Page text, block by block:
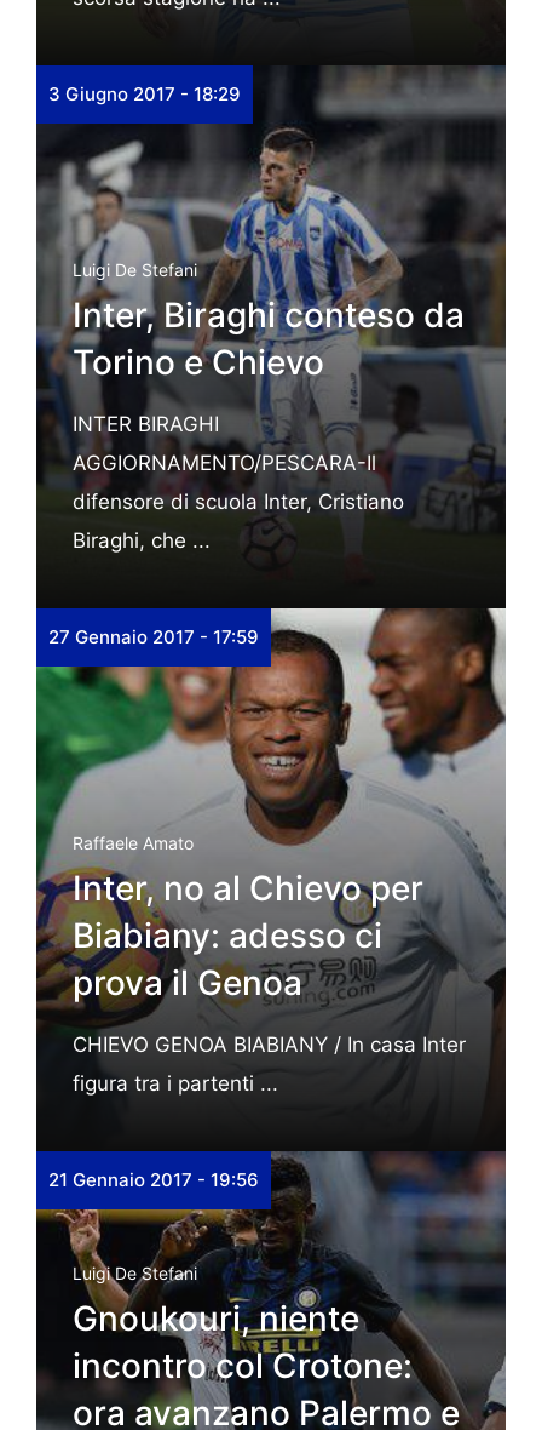
3 Giugno 2017 - 18:29
Luigi De Stefani
Inter, Biraghi conteso da
Torino e Chievo
INTER BIRAGHI
AGGIORNAMENTO/PESCARA-Il
difensore di scuola Inter, Cristiano
Biraghi, che ...
27 Gennaio 2017 - 17:59
Raffaele Amato
Inter, no al Chievo per
Biabiany: adesso ci
prova il Genoa
CHIEVO GENOA BIABIANY / In casa Inter
figura tra i partenti ...
21 Gennaio 2017 - 19:56
Luigi De Stefani
Gnoukouri, niente
incontro col Crotone:
ora avanzano Palermo e